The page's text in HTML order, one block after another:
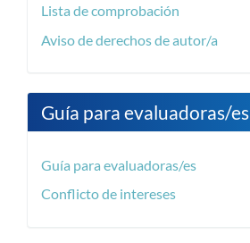
Lista de comprobación
Aviso de derechos de autor/a
Guía para evaluadoras/es
Guía para evaluadoras/es
Conflicto de intereses